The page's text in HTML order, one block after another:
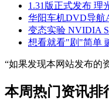
1.31版正式发布 理
华阳车机DVD导航
变态实验 NVIDIA
想看就看"剧"简单
“如果发现本网站发布的
本周热门资讯排